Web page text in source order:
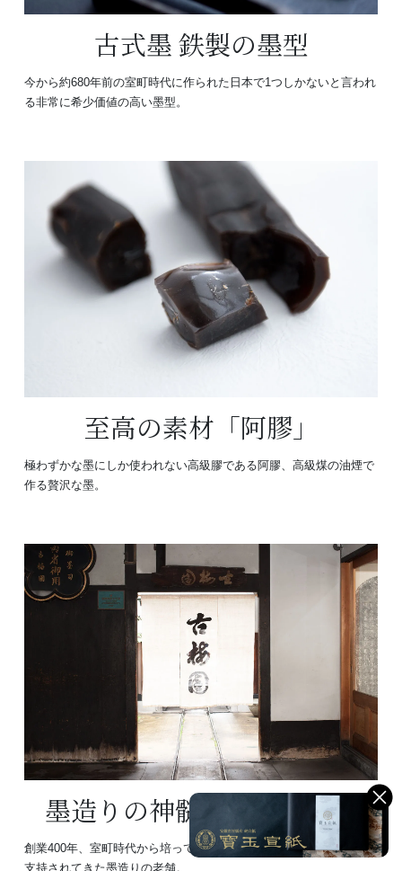
古式墨 鉄製の墨型
今から約680年前の室町時代に作られた日本で1つしかないと言われ
る非常に希少価値の高い墨型。
至高の素材「阿膠」
極わずかな墨にしか使われない高級膠である阿膠、高級煤の油煙で
作る贅沢な墨。
墨造りの神髄「古梅園製」
創業400年、室町時代から培ってきた技術と製法で多くの作家から
支持されてきた墨造りの老舗。